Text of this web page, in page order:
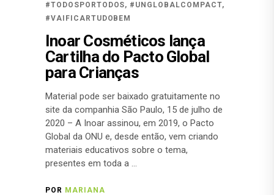
#TODOSPORTODOS, #UNGLOBALCOMPACT,
#VAIFICARTUDOBEM
Inoar Cosméticos lança
Cartilha do Pacto Global
para Crianças
Material pode ser baixado gratuitamente no
site da companhia São Paulo, 15 de julho de
2020 – A Inoar assinou, em 2019, o Pacto
Global da ONU e, desde então, vem criando
materiais educativos sobre o tema,
presentes em toda a
POR MARIANA